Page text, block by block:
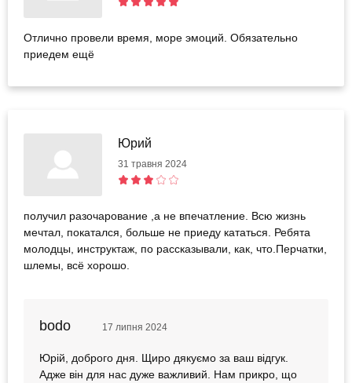
Отлично провели время, море эмоций. Обязательно
приедем ещё
Юрий
31 травня 2024
получил разочарование ,а не впечатление. Всю жизнь
мечтал, покатался, больше не приеду кататься. Ребята
молодцы, инструктаж, по рассказывали, как, что.Перчатки,
шлемы, всё хорошо.
bodo 17 липня 2024
Юрій, доброго дня. Щиро дякуємо за ваш відгук.
Адже він для нас дуже важливий. Нам прикро, що